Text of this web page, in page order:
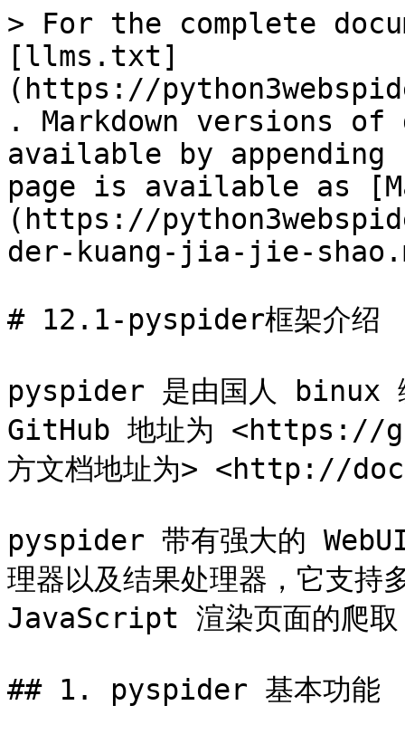
> For the complete
[llms.txt]
(https://
. Markdown versions of
available by
page is available as
(https://
der-kuang-jia-jie-
# 12.1-pyspider框架介绍
pyspider 是由国人 binux
GitHub 地址为 <https://
方文档地址为> <http://
pyspider 带有强大的 WebUI
理器以及结果处理器，它支持
JavaScript 渲染页面的爬取
## 1. pyspider 基本功能